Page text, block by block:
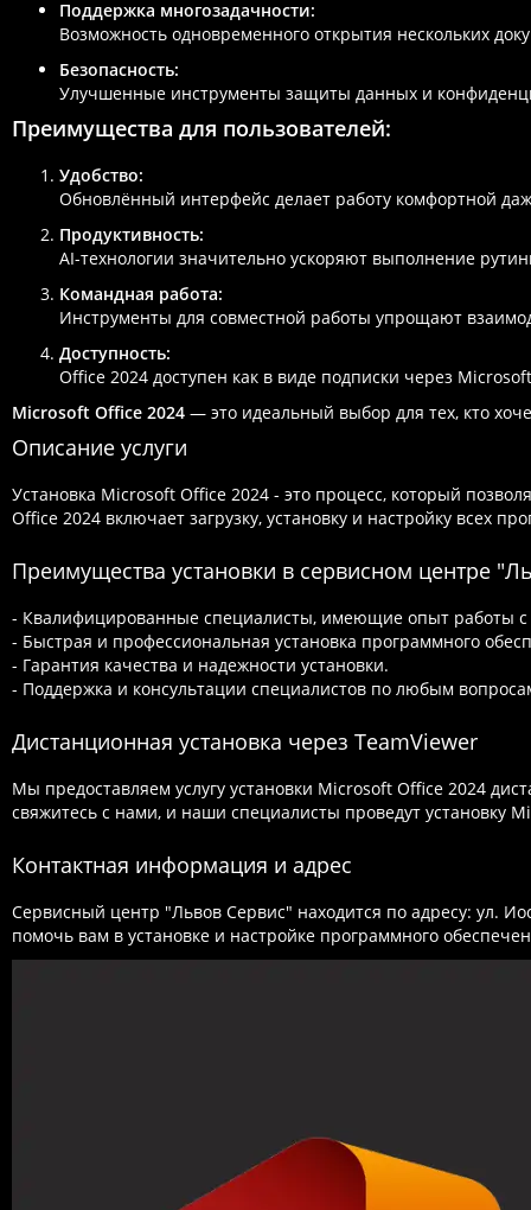
Поддержка многозадачности:
Возможность одновременного открытия нескольких
Безопасность:
Улучшенные инструменты защиты данных и
Преимущества для пользователей:
Удобство:
Обновлённый интерфейс делает работу комфортной
Продуктивность:
AI-технологии значительно ускоряют выполнение
Командная работа:
Инструменты для совместной работы упрощают
Доступность:
Office 2024 доступен как в виде подписки через
Microsoft Office 2024 — это идеальный выбор для тех, кто
Описание услуги
Установка Microsoft Office 2024 - это процесс, который
Office 2024 включает загрузку, установку и настройку всех
Преимущества установки в сервисном центре
- Квалифицированные специалисты, имеющие опыт работы
- Быстрая и профессиональная установка программного
- Гарантия качества и надежности установки.
- Поддержка и консультации специалистов по любым
Дистанционная установка через TeamViewer
Мы предоставляем услугу установки Microsoft Office 2024
свяжитесь с нами, и наши специалисты проведут установку
Контактная информация и адрес
Сервисный центр "Львов Сервис" находится по адресу: ул.
помочь вам в установке и настройке программного